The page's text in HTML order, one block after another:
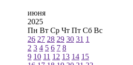
июня
2025
Пн Вт Ср Чт Пт Сб Вс
26 27 28 29 30 31 1
2 3 4 5 6 7 8
9 10 11 12 13 14 15